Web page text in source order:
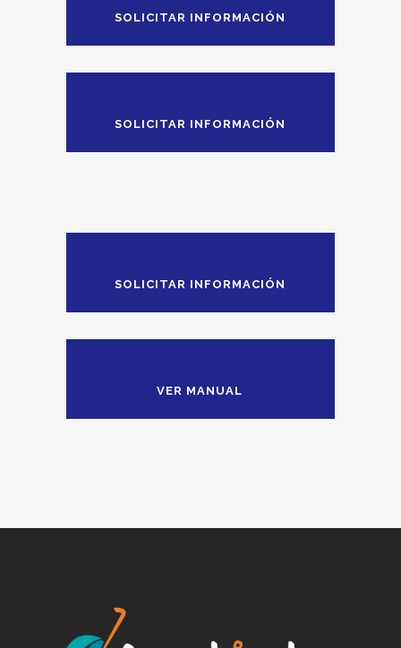
SOLICITAR INFORMACIÓN
SOLICITAR INFORMACIÓN
SOLICITAR INFORMACIÓN
VER MANUAL